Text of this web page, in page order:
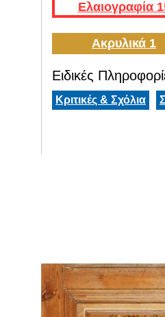
Ελαιογραφία
Ακρυλικά 1
Ειδικές
Κριτικές & Σχόλια